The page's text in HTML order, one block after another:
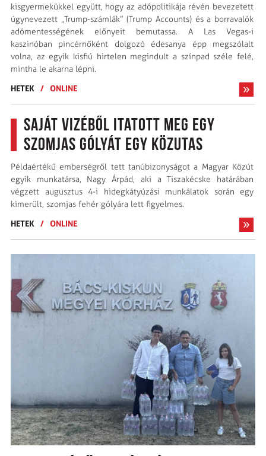
kisgyermekükkel együtt, hogy az adópolitikája révén bevezetett
úgynevezett „Trump-számlák” (Trump Accounts) és a borravalók
adómentességének előnyeit bemutassa. A Las Vegas-i
kaszinóban pincérnőként dolgozó édesanya épp megszólalt
volna, az egyik kisfiú hirtelen megindult a színpad széle felé,
mintha le akarna lépni.
HETEK
/ ONLINE
Saját vizéből itatott meg egy
szomjas gólyát egy közutas
Példaértékű emberségről tett tanúbizonyságot a Magyar Közút
egyik munkatársa, Nagy Árpád, aki a Tiszakécske határában
végzett augusztus 4-i hidegkátyúzási munkálatok során egy
kimerült, szomjas fehér gólyára lett figyelmes.
HETEK
/ ONLINE